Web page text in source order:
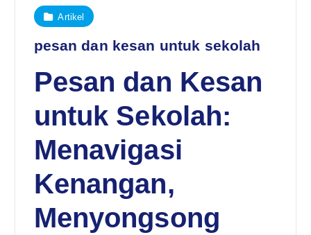
Artikel
pesan dan kesan untuk sekolah
Pesan dan Kesan
untuk Sekolah:
Menavigasi
Kenangan,
Menyongsong